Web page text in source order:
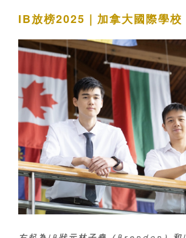
IB放榜2025｜加拿大國際學校